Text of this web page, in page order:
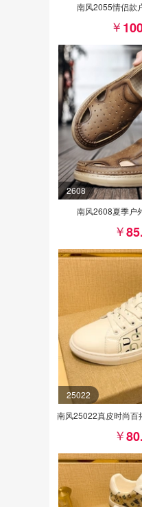
南风2055情侣款
2608
南风2608夏季户
25022